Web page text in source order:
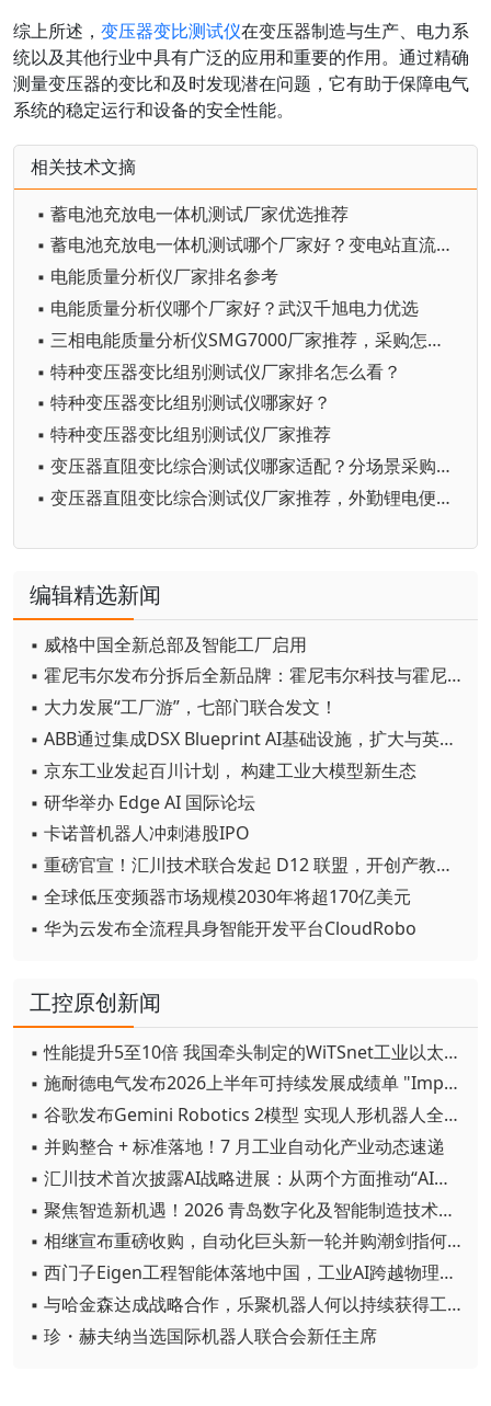
综上所述， 变压器变比测试仪在变压器制造与生产、电力系
统以及其他行业中具有广泛的应用和重要的作用。通过精确
测量变压器的变比和及时发现潜在问题，它有助于保障电气
系统的稳定运行和设备的安全性能。
相关技术文摘
▪ 蓄电池充放电一体机测试厂家优选推荐
▪ 蓄电池充放电一体机测试哪个厂家好？变电站直流系统运维设备选型参考
▪ 电能质量分析仪厂家排名参考
▪ 电能质量分析仪哪个厂家好？武汉千旭电力优选
▪ 三相电能质量分析仪SMG7000厂家推荐，采购怎么选？
▪ 特种变压器变比组别测试仪厂家排名怎么看？
▪ 特种变压器变比组别测试仪哪家好？
▪ 特种变压器变比组别测试仪厂家推荐
▪ 变压器直阻变比综合测试仪哪家适配？分场景采购指南，运维、检测、变压器厂厂家解析
▪ 变压器直阻变比综合测试仪厂家推荐，外勤锂电便携机型野外工况适配解读
编辑精选新闻
▪ 威格中国全新总部及智能工厂启用
▪ 霍尼韦尔发布分拆后全新品牌：霍尼韦尔科技与霍尼韦尔航空航天
▪ 大力发展“工厂游”，七部门联合发文！
▪ ABB通过集成DSX Blueprint AI基础设施，扩大与英伟达的合作
▪ 京东工业发起百川计划， 构建工业大模型新生态
▪ 研华举办 Edge AI 国际论坛
▪ 卡诺普机器人冲刺港股IPO
▪ 重磅官宣！汇川技术联合发起 D12 联盟，开创产教融合新范式
▪ 全球低压变频器市场规模2030年将超170亿美元
▪ 华为云发布全流程具身智能开发平台CloudRobo
工控原创新闻
▪ 性能提升5至10倍 我国牵头制定的WiTSnet工业以太网国际标准正式发布
▪ 施耐德电气发布2026上半年可持续发展成绩单 "Impact 2030"路线图开局稳健
▪ 谷歌发布Gemini Robotics 2模型 实现人形机器人全身智能控制突破
▪ 并购整合 + 标准落地！7 月工业自动化产业动态速递
▪ 汇川技术首次披露AI战略进展：从两个方面推动“AI业务化”落地
▪ 聚焦智造新机遇！2026 青岛数字化及智能制造技术论坛圆满落幕
▪ 相继宣布重磅收购，自动化巨头新一轮并购潮剑指何方？
▪ 西门子Eigen工程智能体落地中国，工业AI跨越物理世界“确定性”拐点
▪ 与哈金森达成战略合作，乐聚机器人何以持续获得工业巨头青睐？
▪ 珍・赫夫纳当选国际机器人联合会新任主席